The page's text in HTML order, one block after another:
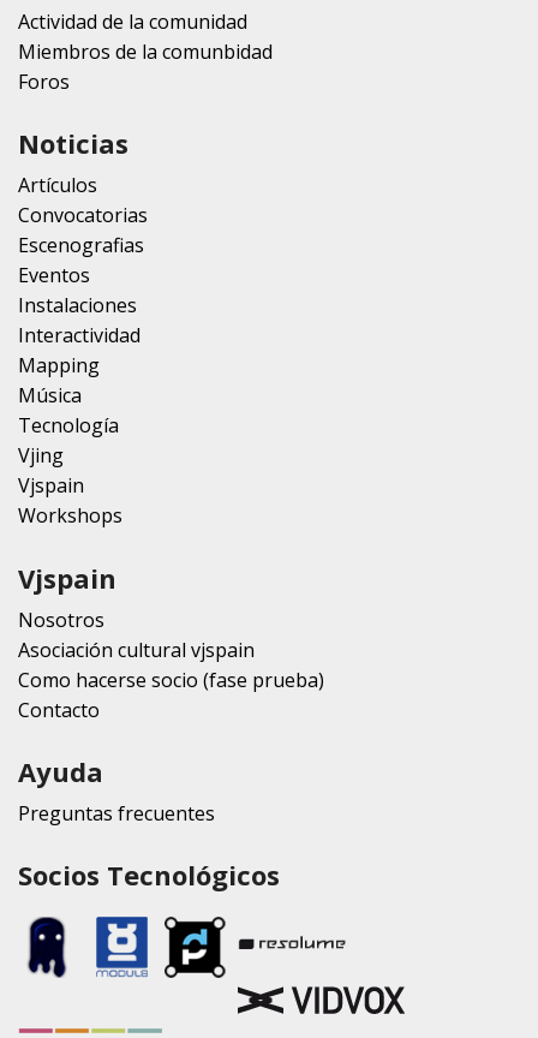
Actividad de la comunidad
Miembros de la comunbidad
Foros
Noticias
Artículos
Convocatorias
Escenografias
Eventos
Instalaciones
Interactividad
Mapping
Música
Tecnología
Vjing
Vjspain
Workshops
Vjspain
Nosotros
Asociación cultural vjspain
Como hacerse socio (fase prueba)
Contacto
Ayuda
Preguntas frecuentes
Socios Tecnológicos